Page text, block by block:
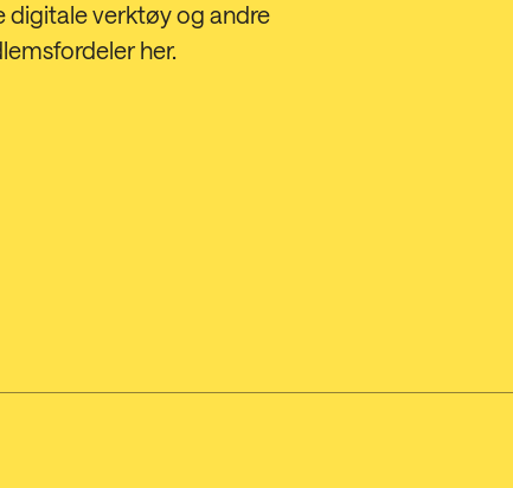
digitale verktøy og andre
her.